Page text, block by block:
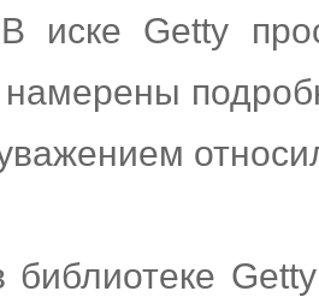
иске Getty
намерены
библиотеке